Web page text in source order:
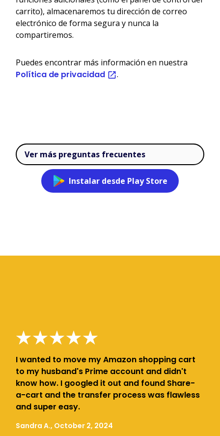
carrito), almacenaremos tu dirección de correo
electrónico de forma segura y nunca la
compartiremos.
Puedes encontrar más información en nuestra
Política de privacidad .
Ver más preguntas frecuentes
Instalar desde Play Store
I wanted to move my Amazon shopping cart
to my husband's Prime account and didn't
know how. I googled it out and found Share-
a-cart and the transfer process was flawless
and super easy.
Sandra A., October 2, 2024